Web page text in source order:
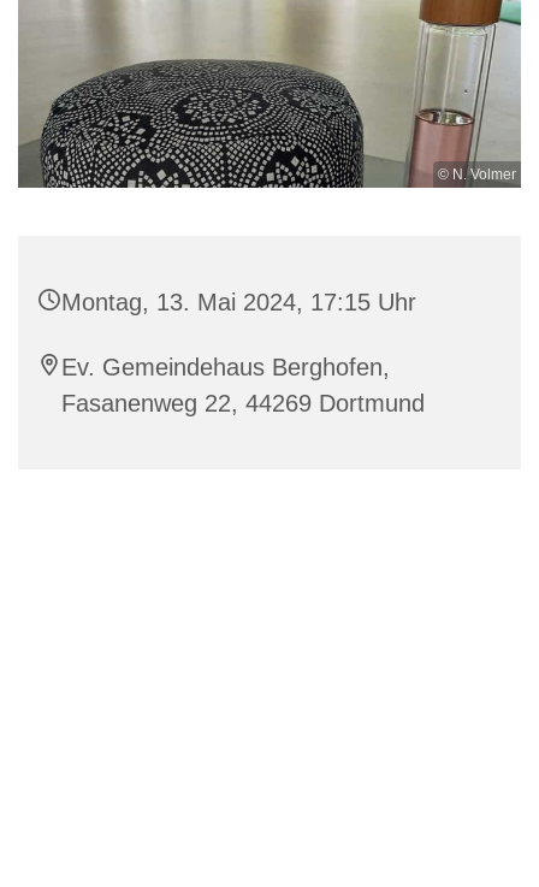
© N. Volmer
Montag, 13. Mai 2024, 17:15 Uhr
Ev. Gemeindehaus Berghofen,
Fasanenweg 22, 44269 Dortmund